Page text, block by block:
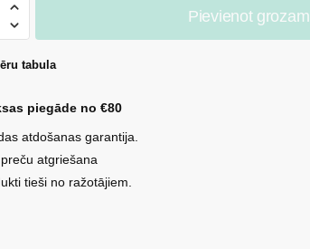
Pievienot grozam
tabula
piegāde no €80
atdošanas garantija.
atgriešana
tieši no ražotājiem.